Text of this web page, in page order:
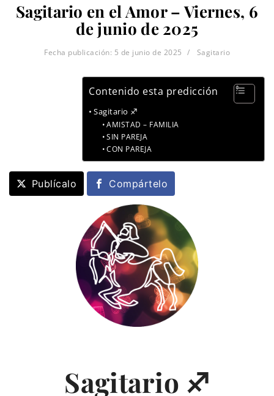
Sagitario en el Amor – Viernes, 6
de junio de 2025
Fecha publicación: 5 de junio de 2025 Sagitario
Contenido esta predicción
Sagitario ♐
AMISTAD – FAMILIA
SIN PAREJA
CON PAREJA
Publícalo Compártelo
Sagitario ♐